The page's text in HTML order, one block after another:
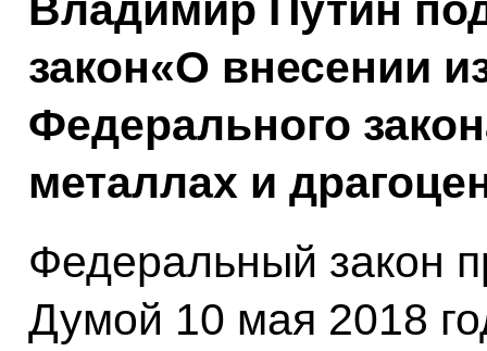
закон«О внесении
Федерального
металлах и
Федеральный закон
Думой 10 мая 2018